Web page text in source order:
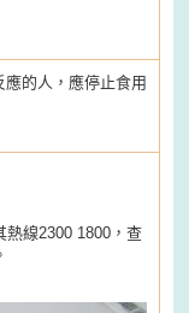
的人，應停止食用
熱線2300 1800，查